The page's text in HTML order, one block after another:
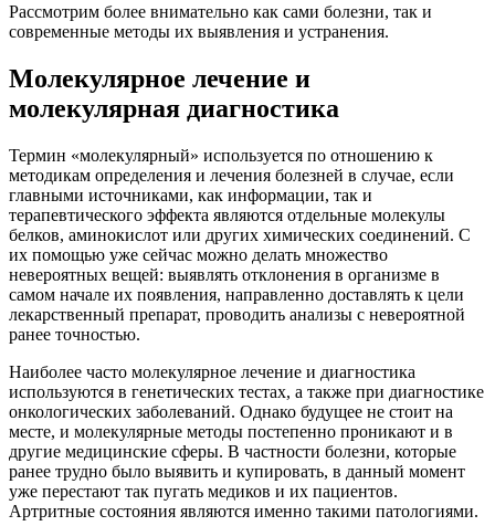
Рассмотрим более внимательно как сами болезни, так и
современные методы их выявления и устранения.
Молекулярное лечение и
молекулярная диагностика
Термин «молекулярный» используется по отношению к
методикам определения и лечения болезней в случае, если
главными источниками, как информации, так и
терапевтического эффекта являются отдельные молекулы
белков, аминокислот или других химических соединений. С
их помощью уже сейчас можно делать множество
невероятных вещей: выявлять отклонения в организме в
самом начале их появления, направленно доставлять к цели
лекарственный препарат, проводить анализы с невероятной
ранее точностью.
Наиболее часто молекулярное лечение и диагностика
используются в генетических тестах, а также при диагностике
онкологических заболеваний. Однако будущее не стоит на
месте, и молекулярные методы постепенно проникают и в
другие медицинские сферы. В частности болезни, которые
ранее трудно было выявить и купировать, в данный момент
уже перестают так пугать медиков и их пациентов.
Артритные состояния являются именно такими патологиями.